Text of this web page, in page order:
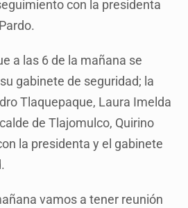
con la presidenta
a las 6 de la mañana se
gabinete de seguridad; la
Tlaquepaque, Laura Imelda
de Tlajomulco, Quirino
la presidenta y el gabinete
vamos a tener reunión